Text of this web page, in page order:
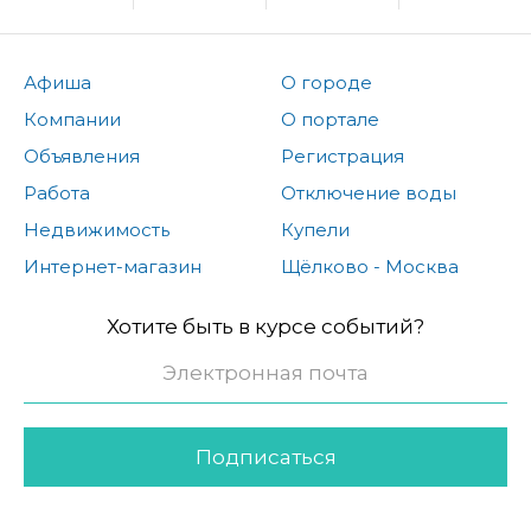
Афиша
Компании
Объявления
Работа
Недвижимость
Интернет-магазин
О городе
О портале
Регистрация
Отключение воды
Купели
Щёлково - Москва
Хотите быть в курсе событий?
Подписаться